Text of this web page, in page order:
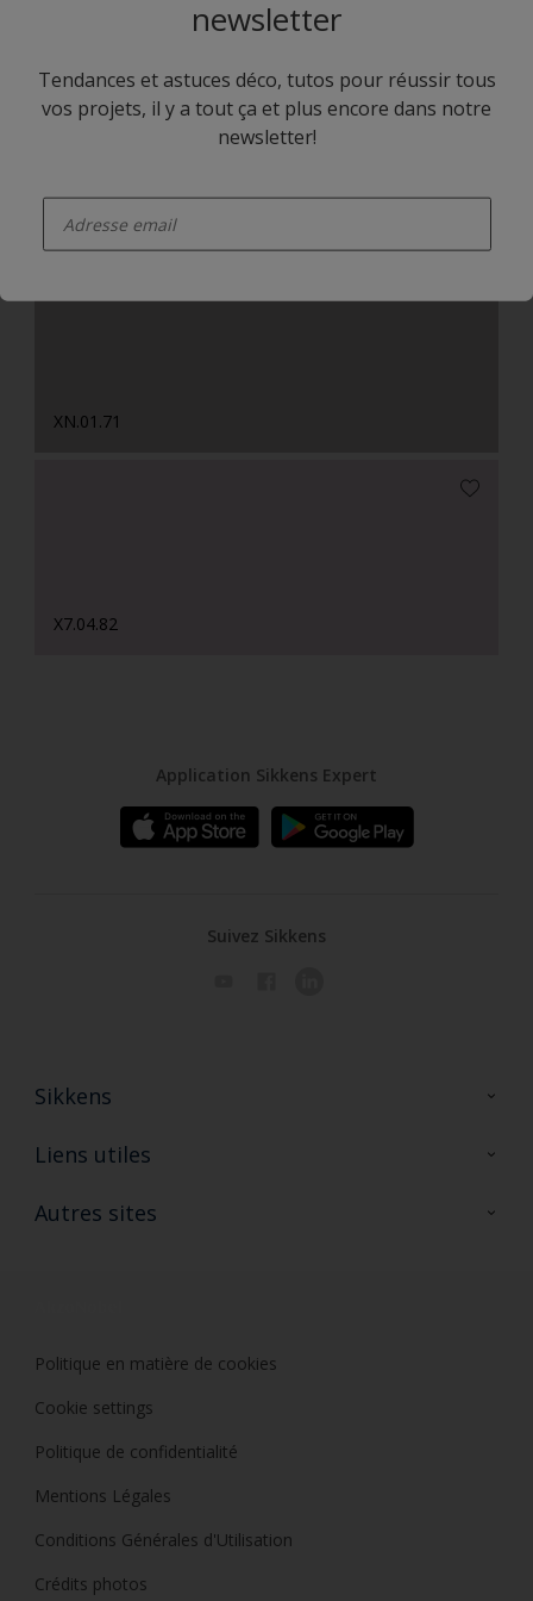
Y1.21.59
XN.01.71
X7.04.82
newsletter
Tendances et astuces déco, tutos pour réussir tous
vos projets, il y a tout ça et plus encore dans notre
newsletter!
Application Sikkens Expert
Suivez Sikkens
Sikkens
A propos de Sikkens
Liens utiles
Ouvrir un magasin PASS
Autres sites
Politique en matière de cookies
Cookie settings
Politique de confidentialité
Mentions Légales
Conditions Générales d'Utilisation
Crédits photos